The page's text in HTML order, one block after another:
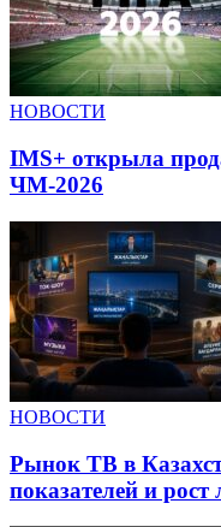
НОВОСТИ
IMS+ открыла
ЧМ-2026
НОВОСТИ
Рынок ТВ в
показателей и рост